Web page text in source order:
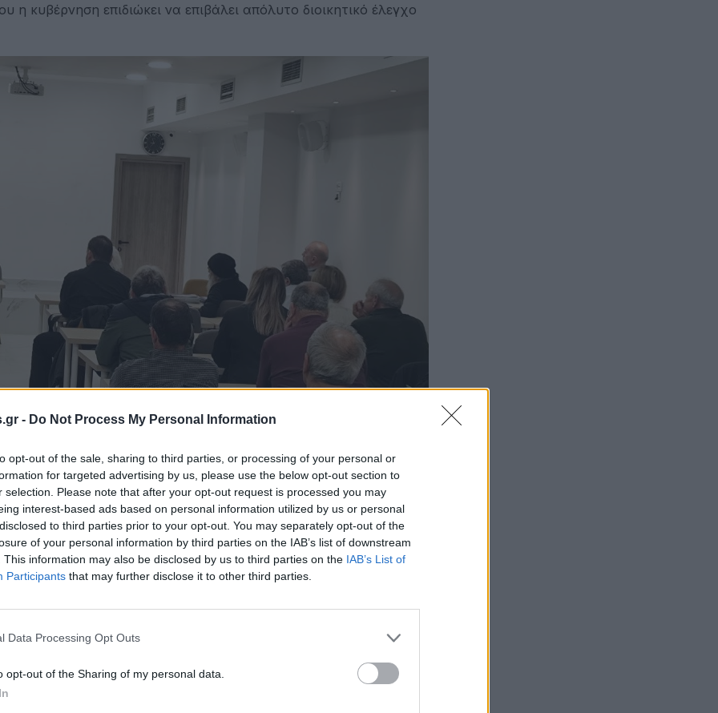
- Do Not Process My Personal Information
opt-out of the sale, sharing to third parties, or processing of your personal or
for targeted advertising by us, please use the below opt-out section to
selection. Please note that after your opt-out request is processed you may
interest-based ads based on personal information utilized by us or personal
to third parties prior to your opt-out. You may separately opt-out of the
of your personal information by third parties on the IAB’s list of downstream
This information may also be disclosed by us to third parties on the IAB’s List of
Participants that may further disclose it to other third parties.
Data Processing Opt Outs
opt-out of the Sharing of my personal data.
κυβέρνηση επιδιώκει να επιβάλει απόλυτο διοικητικό έλεγχο
Τύπου του Κινήματος, Δήμος Θανάσουλας, ανέλυσαν
συνέπειες της ενοποίησης όλων των προσωπικών δεδομένων των
ο Προσωπικός Αριθμός αποτελεί θεμέλιο μιας νέας διοικητικής
και την ελευθερία. Η ΝΙΚΗ επανέλαβε ότι η πραγματική
της ανθρώπινης αξιοπρέπειας και των ατομικών